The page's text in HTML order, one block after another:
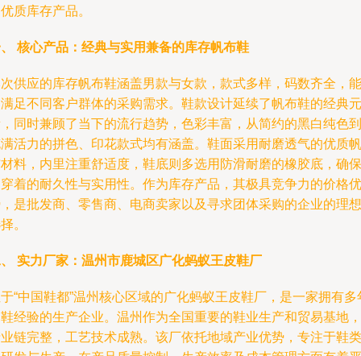
质库存产品。
核心产品：经典与实用兼备的库存帆布鞋
供应的库存帆布鞋涵盖男款与女款，款式多样，码数齐全，能
足不同客户群体的采购需求。鞋款设计延续了帆布鞋的经典元
同时兼顾了当下的流行趋势，色彩丰富，从简约的黑白纯色到
活力的拼色、印花款式均有涵盖。鞋面采用耐磨透气的优质帆
料，内里注重舒适度，鞋底则多选用防滑耐磨的橡胶底，确保
着的耐久性与实用性。作为库存产品，其极具竞争力的价格优
是批发商、零售商、电商卖家以及寻求团体采购的企业的理想
。
实力厂家：温州市鹿城区广化蚂蚁王皮鞋厂
“中国鞋都”温州核心区域的广化蚂蚁王皮鞋厂，是一家拥有多
经验的生产企业。温州作为全国重要的鞋业生产和贸易基地，
链完整，工艺技术成熟。该厂依托地域产业优势，专注于鞋类